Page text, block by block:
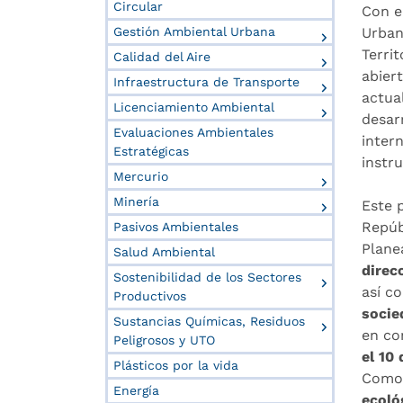
Circular
Gestión Ambiental Urbana
Calidad del Aire
Infraestructura de Transporte
Licenciamiento Ambiental
Evaluaciones Ambientales
Estratégicas
Mercurio
Minería
Pasivos Ambientales
Salud Ambiental
Sostenibilidad de los Sectores
Productivos
Sustancias Químicas, Residuos
Peligrosos y UTO
Plásticos por la vida
Energía
Con
Este
así
en
el 10